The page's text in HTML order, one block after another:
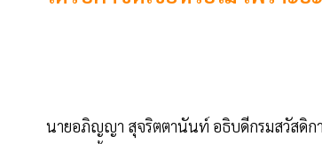
นายอภิญญา สุจริตตานันท์ อธิบดีกรมสวัสดิกา